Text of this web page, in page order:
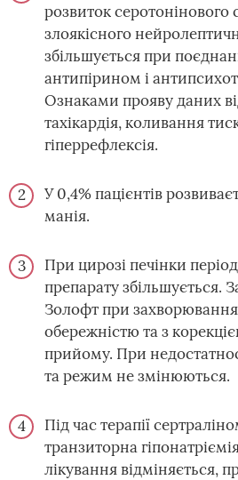
розвиток серотонінового
злоякісного
збільшується при
антипірином і
Ознаками прояву даних
тахікардія, коливання
гіперрефлексія.
У 0,4% пацієнтів
манія.
При цирозі печінки
препарату збільшується.
Золофт при
обережністю та з
прийому. При
та режим не змінюються.
Під час терапії
транзиторна
лікування відміняється,